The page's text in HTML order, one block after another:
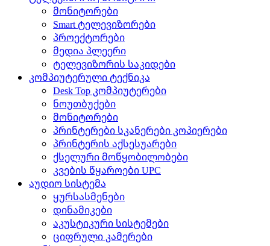
მონიტორები
Smart ტელევიზორები
პროექტორები
მედია პლეერი
ტელევიზორის საკიდები
კომპიუტერული ტექნიკა
Desk Top კომპიუტერები
ნოუთბუქები
მონიტორები
პრინტერები სკანერები კოპიერები
პრინტერის აქსესუარები
ქსელური მოწყობილობები
კვების წყაროები UPC
აუდიო სისტემა
ყურსასმენები
დინამიკები
აკუსტიკური სისტემები
ციფრული კამერები